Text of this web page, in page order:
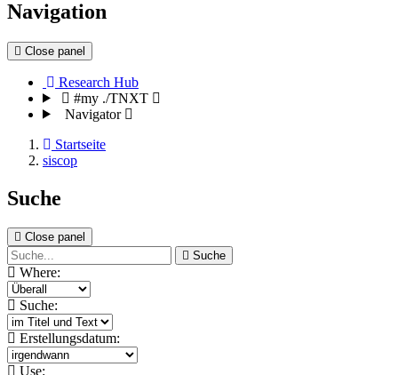
Navigation
Close panel
Research Hub
#my ./TNXT
Navigator
Startseite
siscop
Suche
Close panel
Suche
Where:
Suche:
Erstellungsdatum:
Use: